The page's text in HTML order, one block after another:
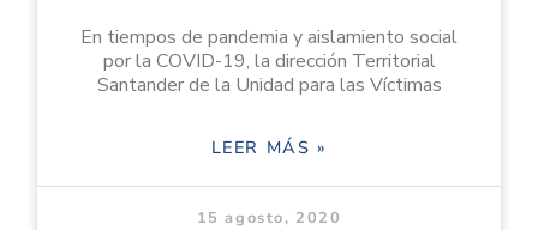
En tiempos de pandemia y aislamiento social
por la COVID-19, la dirección Territorial
Santander de la Unidad para las Víctimas
LEER MÁS »
15 agosto, 2020